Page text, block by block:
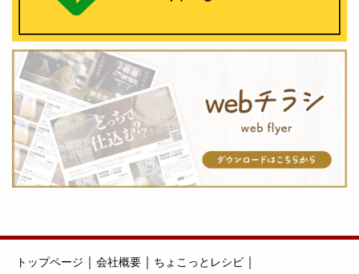
トップページ ｜ 会社概要 ｜ ちょこっとレシピ ｜